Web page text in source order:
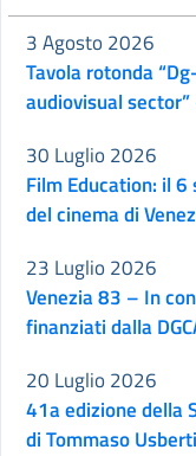
Tavola rotonda
audiovisual
3 Agosto 2026
Film Education: il
del cinema di
30 Luglio 2026
Venezia 83 – In
finanziati dalla
23 Luglio 2026
41a edizione della
di Tommaso Usberti
20 Luglio 2026